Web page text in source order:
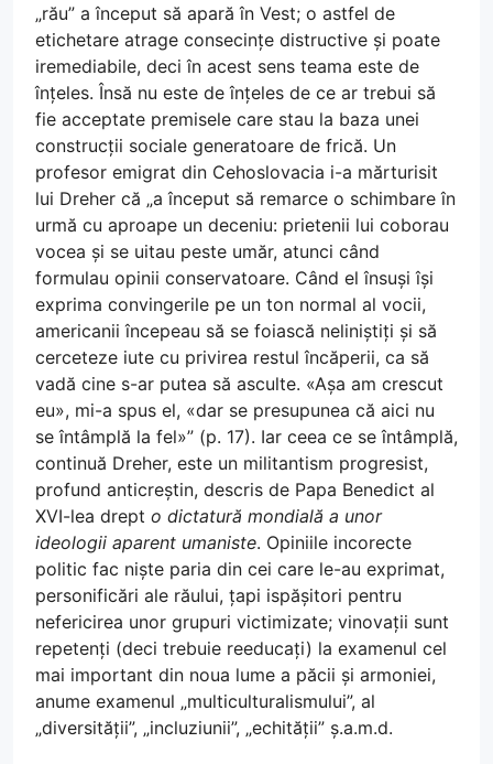
„rău” a început să apară în Vest; o astfel de
etichetare atrage consecințe distructive și poate
iremediabile, deci în acest sens teama este de
înțeles. Însă nu este de înțeles de ce ar trebui să
fie acceptate premisele care stau la baza unei
construcții sociale generatoare de frică. Un
profesor emigrat din Cehoslovacia i-a mărturisit
lui Dreher că „a început să remarce o schimbare în
urmă cu aproape un deceniu: prietenii lui coborau
vocea și se uitau peste umăr, atunci când
formulau opinii conservatoare. Când el însuși își
exprima convingerile pe un ton normal al vocii,
americanii începeau să se foiască neliniștiți și să
cerceteze iute cu privirea restul încăperii, ca să
vadă cine s-ar putea să asculte. «Așa am crescut
eu», mi-a spus el, «dar se presupunea că aici nu
se întâmplă la fel»” (p. 17). Iar ceea ce se întâmplă,
continuă Dreher, este un militantism progresist,
profund anticreștin, descris de Papa Benedict al
XVI-lea drept o dictatură mondială a unor
ideologii aparent umaniste. Opiniile incorecte
politic fac niște paria din cei care le-au exprimat,
personificări ale răului, țapi ispășitori pentru
nefericirea unor grupuri victimizate; vinovații sunt
repetenți (deci trebuie reeducați) la examenul cel
mai important din noua lume a păcii și armoniei,
anume examenul „multiculturalismului”, al
„diversității”, „incluziunii”, „echității” ș.a.m.d.